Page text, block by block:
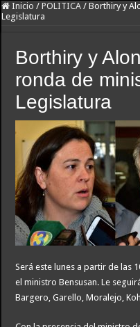
Inicio / POLITICA / Borthiry y
Legislatura
Borthiry y
ronda de
Legislatura
Será este lunes a partir de las
el ministro Bensusan. Le
Bargero, Garello, Moralejo,